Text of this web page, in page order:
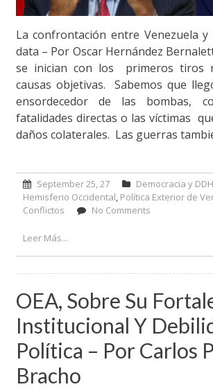
La confrontación entre Venezuela y
data – Por Oscar Hernández
se inician con los primeros tiros
causas objetivas. Sabemos que
ensordecedor de las bombas,
fatalidades directas o las víctimas
daños colaterales. Las guerras
September 25, 27 Democracia y
Hemisferio Occidental, Política Exterior de
Conflictos
No Comments
Leer Más...
OEA, Sobre Su
Institucional Y
Política – Por Carlos
Bracho